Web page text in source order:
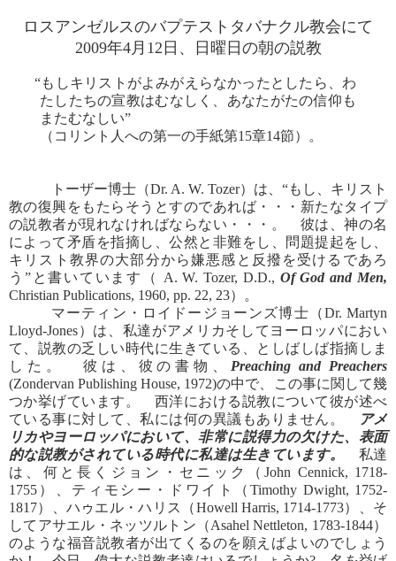
ロスアンゼルスのバプテストタバナクル教会にて
2009年4月12日、日曜日の朝の説教
“もしキリストがよみがえらなかったとしたら、わ
たしたちの宣教はむなしく、あなたがたの信仰も
またむなしい”
（コリント人への第一の手紙第15章14節）。
トーザー博士（Dr. A. W. Tozer）は、“もし、キリスト
教の復興をもたらそうとすのであれば・・・新たなタイプ
の説教者が現れなければならない・・・。 彼は、神の名
によって矛盾を指摘し、公然と非難をし、問題提起をし、
キリスト教界の大部分から嫌悪感と反撥を受けるであろ
う”と書いています（ A. W. Tozer, D.D., Of God and Men,
Christian Publications, 1960, pp. 22, 23）。
マーティン・ロイドージョーンズ博士（Dr. Martyn
Lloyd-Jones）は、私達がアメリカそしてヨーロッパにおい
て、説教の乏しい時代に生きている、としばしば指摘しま
した。 彼は、彼の書物、 Preaching and Preachers
(Zondervan Publishing House, 1972)の中で、この事に関して幾
つか挙げています。 西洋における説教について彼が述べ
ている事に対して、私には何の異議もありません。
アメ
リカやヨーロッパにおいて、非常に説得力の欠けた、表面
的な説教がされている時代に私達は生きています。
私達
は、何と長くジョン・セニック（John Cennick, 1718-
1755）、ティモシー・ドワイト（Timothy Dwight, 1752-
1817）、ハゥエル・ハリス（Howell Harris, 1714-1773）、そ
してアサエル・ネッツルトン（Asahel Nettleton, 1783-1844）
のような福音説教者が出てくるのを願えばよいのでしょう